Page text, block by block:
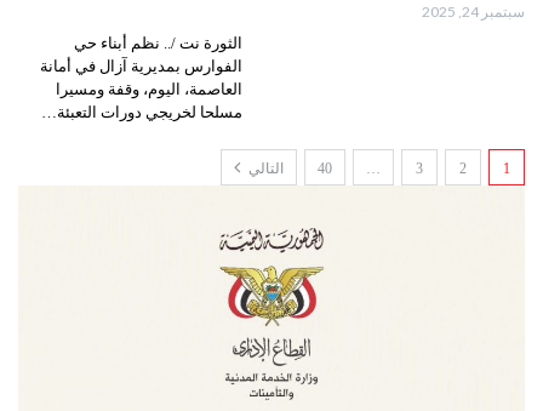
سبتمبر 24, 2025
الثورة نت /.. نظم أبناء حي
الفوارس بمديرية آزال في أمانة
العاصمة، اليوم، وقفة ومسيرا
مسلحا لخريجي دورات التعبئة…
1
2
3
…
40 التالي